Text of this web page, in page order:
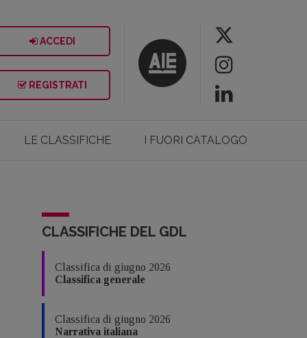
ACCEDI
REGISTRATI
LE CLASSIFICHE I FUORI CATALOGO
CLASSIFICHE DEL GDL
Classifica di giugno 2026
Classifica generale
Classifica di giugno 2026
Narrativa italiana